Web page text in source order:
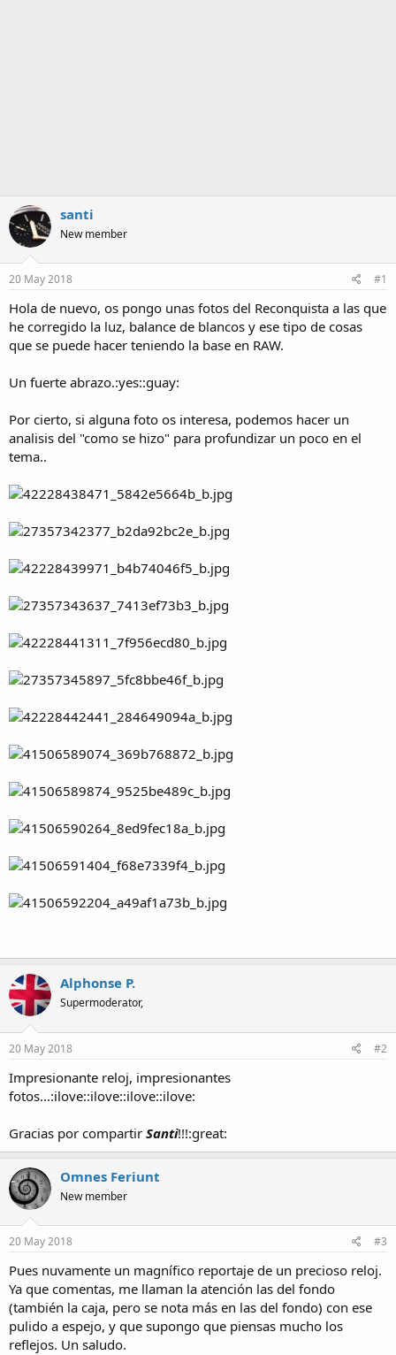
santi
New member
20 May 2018 #1
Hola de nuevo, os pongo unas fotos del Reconquista a las que
he corregido la luz, balance de blancos y ese tipo de cosas
que se puede hacer teniendo la base en RAW.
Un fuerte abrazo.:yes::guay:
Por cierto, si alguna foto os interesa, podemos hacer un
analisis del "como se hizo" para profundizar un poco en el
tema..
Alphonse P.
Supermoderator,
20 May 2018 #2
Impresionante reloj, impresionantes
fotos...:ilove::ilove::ilove::ilove:
Gracias por compartir Santi!!!:great:
Omnes Feriunt
New member
20 May 2018 #3
Pues nuvamente un magnífico reportaje de un precioso reloj.
Ya que comentas, me llaman la atención las del fondo
(también la caja, pero se nota más en las del fondo) con ese
pulido a espejo, y que supongo que piensas mucho los
reflejos. Un saludo.